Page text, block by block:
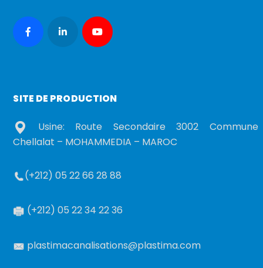
SITE DE PRODUCTION
Usine: Route Secondaire 3002 Commune
Chellalat – MOHAMMEDIA – MAROC
(+212) 05 22 66 28 88
(+212) 05 22 34 22 36
plastimacanalisations@plastima.com